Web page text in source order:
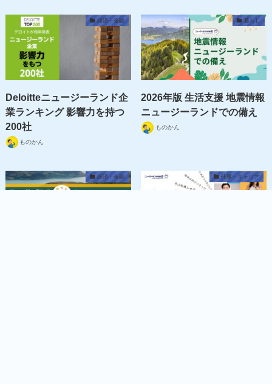
経済・金融
Deloitteニュージーランド企
業ランキング 影響力を持つ
200社
ものかん
暮らし
2026年版 生活支援 地震情報
ニュージーランドでの備え
ものかん
経済・金融 仕事・キャリア